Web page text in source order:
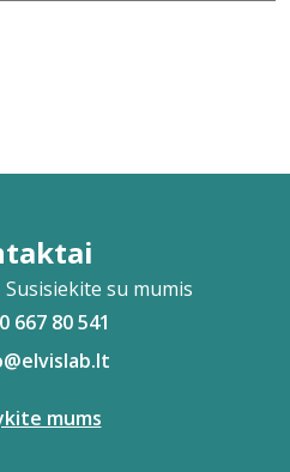
su mumis
667 80 541
mums